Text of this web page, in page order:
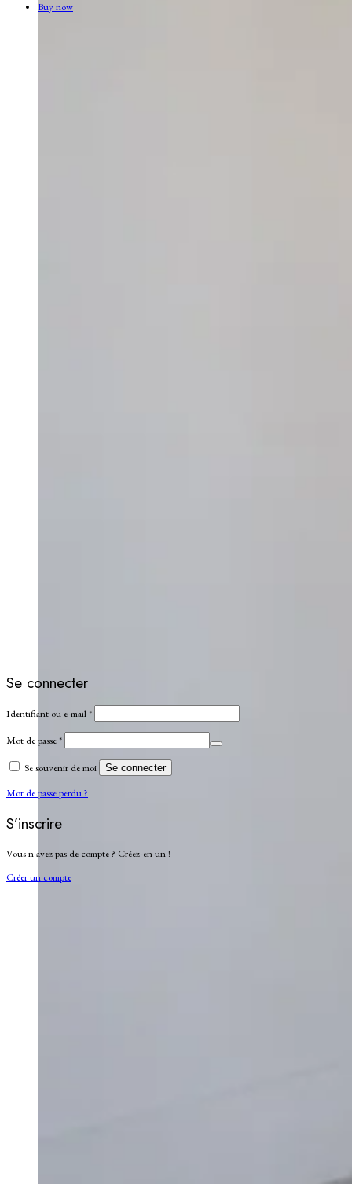
Buy now
Se connecter
Identifiant ou e-mail *Obligatoire
Mot de passe *Obligatoire
Se souvenir de moi Se connecter
Mot de passe perdu ?
S’inscrire
Vous n'avez pas de compte ? Créez-en un !
Créer un compte